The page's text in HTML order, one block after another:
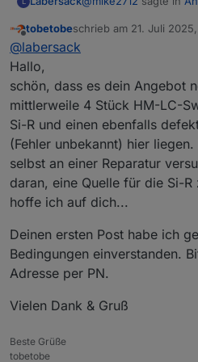
Offline
tobetobeschrieb am 21. Juli
zuletzt editiert von
@labersack
Hallo,
schön, dass es dein Angebot
mittlerweile 4 Stück HM-LC-
Si-R und einen ebenfalls
(Fehler unbekannt) hier
selbst an einer Reparatur
daran, eine Quelle für die Si-
hoffe ich auf dich...
Deinen ersten Post habe ich
Bedingungen einverstanden.
Adresse per PN.
Vielen Dank & Gruß
Beste Grüße
tobetobe